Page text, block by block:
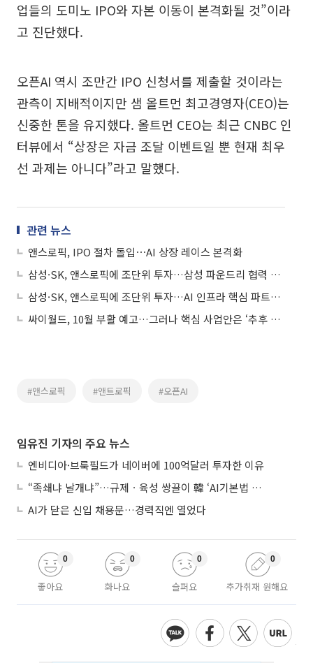
업들의 도미노 IPO와 자본 이동이 본격화될 것”이라
고 진단했다.
오픈AI 역시 조만간 IPO 신청서를 제출할 것이라는
관측이 지배적이지만 샘 올트먼 최고경영자(CEO)는
신중한 톤을 유지했다. 올트먼 CEO는 최근 CNBC 인
터뷰에서 “상장은 자금 조달 이벤트일 뿐 현재 최우
선 과제는 아니다”라고 말했다.
관련 뉴스
앤스로픽, IPO 절차 돌입⋯AI 상장 레이스 본격화
삼성·SK, 앤스로픽에 조단위 투자…삼성 파운드리 협력 가능성 '주목'
삼성·SK, 앤스로픽에 조단위 투자…AI 인프라 핵심 파트너 부상
싸이월드, 10월 부활 예고…그러나 핵심 사업안은 ‘추후 공개’
#앤스로픽 #앤트로픽 #오픈AI
임유진 기자의 주요 뉴스
엔비디아·브룩필드가 네이버에 100억달러 투자한 이유
“족쇄냐 날개냐”…규제ㆍ육성 쌍끌이 韓 ‘AI기본법 개정안’ 오늘 시행
AI가 닫은 신입 채용문…경력직엔 열었다
좋아요
0
화나요
0
슬퍼요
0
추가취재 원해요
0